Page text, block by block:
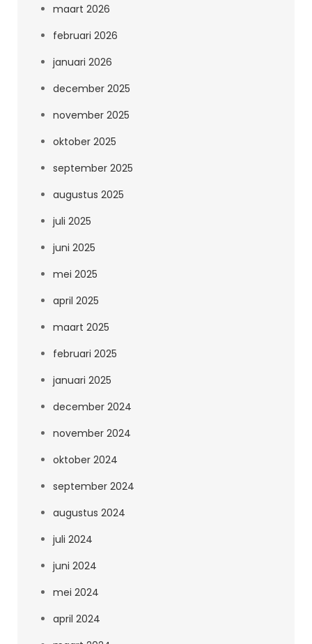
maart 2026
februari 2026
januari 2026
december 2025
november 2025
oktober 2025
september 2025
augustus 2025
juli 2025
juni 2025
mei 2025
april 2025
maart 2025
februari 2025
januari 2025
december 2024
november 2024
oktober 2024
september 2024
augustus 2024
juli 2024
juni 2024
mei 2024
april 2024